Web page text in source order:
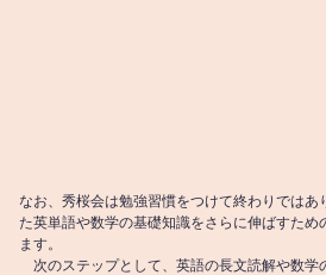
なお、秀桜会は勉強習慣をつけて終わりではあ
た英単語や数学の基礎知識をさらに伸ばすため
ます。
次のステップとして、英語の長文読解や数学